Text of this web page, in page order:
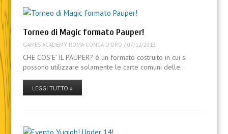
Torneo di Magic formato Pauper!
GAMES ACADEMY ROMA CONCA D'ORO / 07/12/2013
CHE COS’E’ IL PAUPER? è un formato costruito in cui si
possono utilizzare solamente le carte comuni delle…
LEGGI TUTTO »